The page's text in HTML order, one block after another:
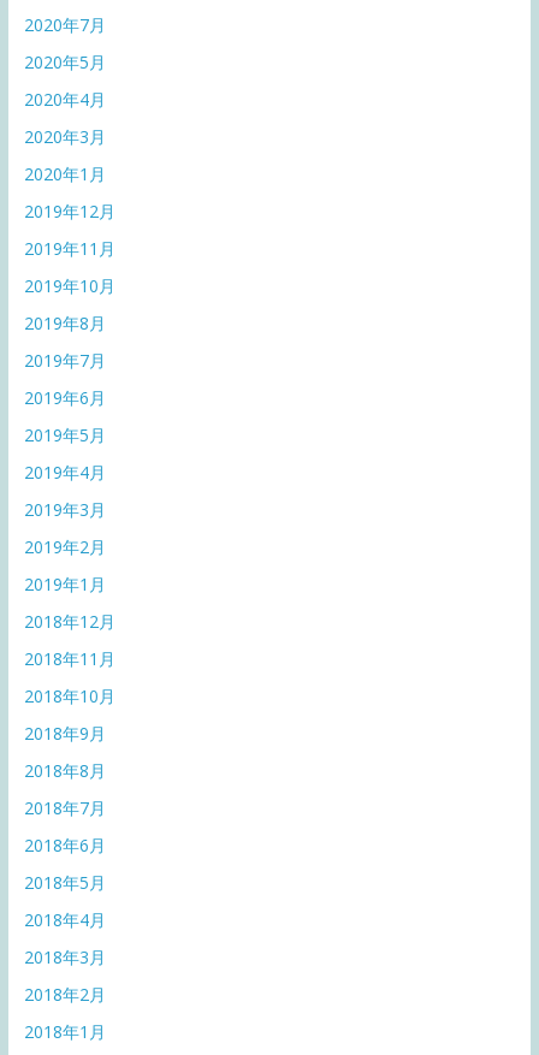
2020年7月
2020年5月
2020年4月
2020年3月
2020年1月
2019年12月
2019年11月
2019年10月
2019年8月
2019年7月
2019年6月
2019年5月
2019年4月
2019年3月
2019年2月
2019年1月
2018年12月
2018年11月
2018年10月
2018年9月
2018年8月
2018年7月
2018年6月
2018年5月
2018年4月
2018年3月
2018年2月
2018年1月